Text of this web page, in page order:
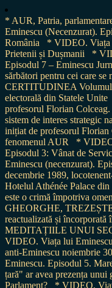
* AUR, Patria,
Eminescu (Necenzurat).
România
* VIDEO. Viața
Prietenii și Dușmanii
*
Episodul 7 – Eminescu
sărbători pentru cei care
CERTITUDINEA
electorală din Statele Unite
profesorul Florian
sistem de interes strategic
inițiat de profesorul Florian
fenomenul AUR
*
Episodul 3: Vânat de
Eminescu (necenzurat).
decembrie 1989,
Hotelul Athénée Palace din
este o crimă împotriva
GHEORGHE,
reactualizată și
MEDITAȚIILE UNUI
VIDEO. Viața lui
anti-Eminescu noiembrie
Eminescu. Episodul 5.
țară" ar avea prezența
Parlament?
* VIDEO.